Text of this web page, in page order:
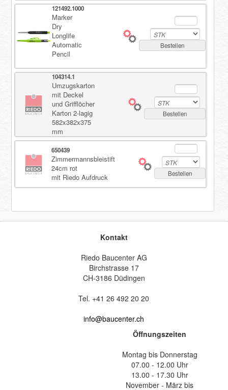
121492.1000
Marker
Dry
Longlife
Automatic
Pencil
Bestellen
104314.1
Umzugskarton
mit Deckel
und Grifflöcher
Karton 2-lagig
582x382x375
mm
Bestellen
650439
Zimmermannsbleistift
24cm rot
mit Riedo Aufdruck
Bestellen
Kontakt
Riedo Baucenter AG
Birchstrasse 17
CH-3186 Düdingen
Tel. +41 26 492 20 20
info@baucenter.ch
Öffnungszeiten
Montag bis Donnerstag
07.00 - 12.00 Uhr
13.00 - 17.30 Uhr
November - März bis